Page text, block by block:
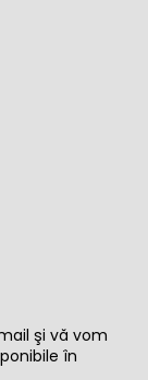
şi vă vom
în